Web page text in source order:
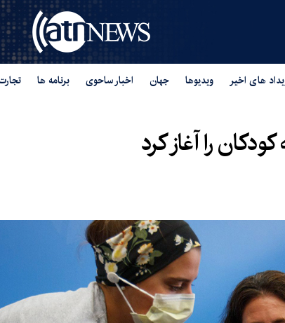
های اخیر ویدیوها جهان اخبار ساحوی برنامه ها
را آغاز کرد